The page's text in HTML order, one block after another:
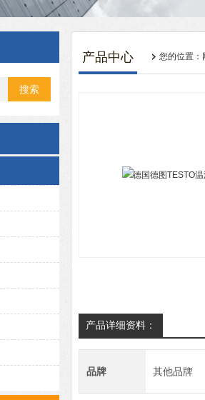
产品中心 您的位置：
产品详细资料：
品牌 其他品牌